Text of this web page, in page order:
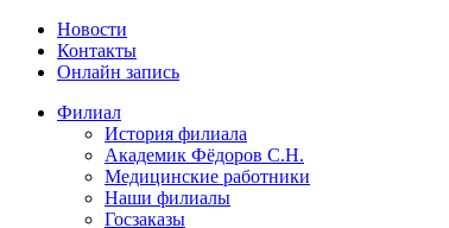
Новости
Контакты
Онлайн запись
Филиал
История филиала
Академик Фёдоров С.Н.
Медицинские работники
Наши филиалы
Госзаказы